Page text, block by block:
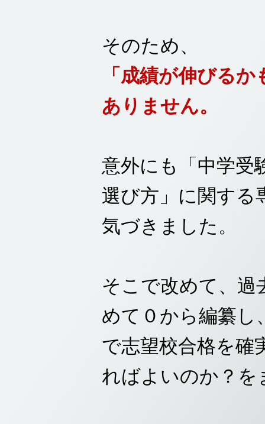
そのため、
「成績が伸びる
ありません。
意外にも「中学受
選び方」に関する
気づきました。
そこで改めて、過
めて０から編纂し
で志望校合格を確
ればよいのか？を